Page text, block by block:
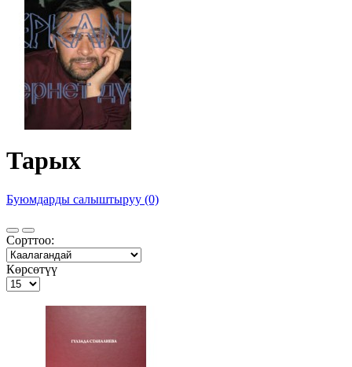
Тарых
Буюмдарды салыштыруу (0)
Сорттоо:
Көрсөтүү